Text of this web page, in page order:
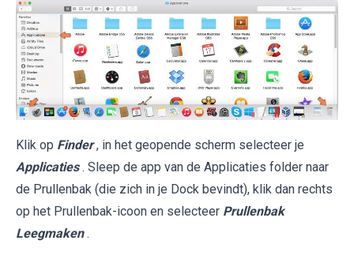
Klik op Finder , in het geopende scherm selecteer je
Applicaties . Sleep de app van de Applicaties folder naar
de Prullenbak (die zich in je Dock bevindt), klik dan rechts
op het Prullenbak-icoon en selecteer Prullenbak
Leegmaken .